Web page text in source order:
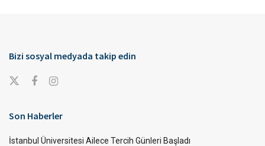
Bizi sosyal medyada takip edin
Son Haberler
İstanbul Üniversitesi Ailece Tercih Günleri Başladı